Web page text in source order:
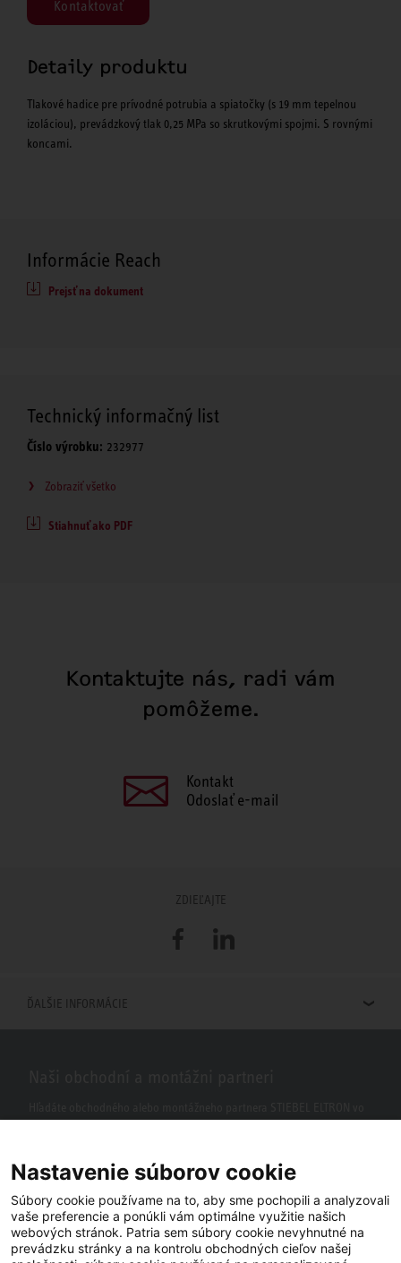
Kontaktovať
Detaily produktu
Tlakové hadice pre prívodné potrubia a spiatočky (s 19 mm tepelnou
izoláciou), prevádzkový tlak 0,25 MPa so skrutkovými spojmi. S rovnými
koncami.
Informácie Reach
Prejsť na dokument
Technický informačný list
Číslo výrobku: 232977
Zobraziť všetko
Stiahnuť ako PDF
Kontaktujte nás, radi vám
pomôžeme.
Kontakt
Odoslať e-mail
ZDIEĽAJTE
FacebookLinkedIn
ĎALŠIE INFORMÁCIE
Nastavenie súborov cookie
Súbory cookie používame na to, aby sme pochopili a analyzovali
vaše preferencie a ponúkli vám optimálne využitie našich
webových stránok. Patria sem súbory cookie nevyhnutné na
prevádzku stránky a na kontrolu obchodných cieľov našej